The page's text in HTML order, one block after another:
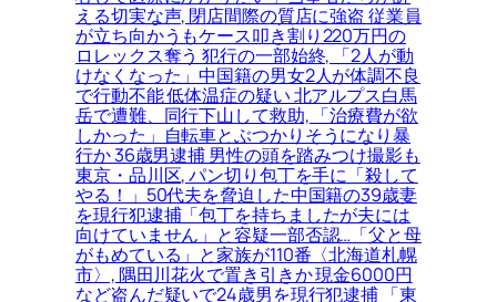
える切実な声, 閉店間際の質店に強盗 従業員
が立ち向かうもケース叩き割り220万円の
ロレックス奪う 犯行の一部始終, 「2人が動
けなくなった」中国籍の男女2人が体調不良
で行動不能 低体温症の疑い 北アルプス白馬
岳で遭難、同行下山して救助, 「治療費が欲
しかった」自転車とぶつかりそうになり暴
行か 36歳男逮捕 男性の頭を踏みつけ撮影も
東京・品川区, パン切り包丁を手に「殺して
やる！」50代夫を脅迫した中国籍の39歳妻
を現行犯逮捕「包丁を持ちましたが夫には
向けていません」と容疑一部否認…「父と母
がもめている」と家族が110番〈北海道札幌
市〉, 隅田川花火で置き引きか 現金6000円
など盗んだ疑いで24歳男を現行犯逮捕 「東